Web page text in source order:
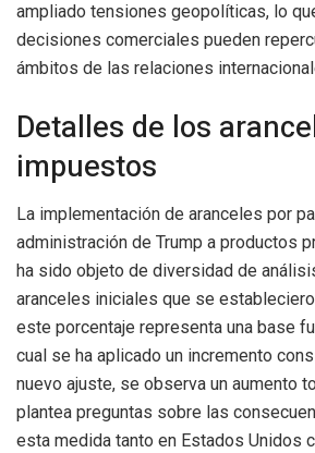
ampliado tensiones geopolíticas, lo
decisiones comerciales pueden
ámbitos de las relaciones
Detalles de los
impuestos
La implementación de aranceles por
administración de Trump a productos
ha sido objeto de diversidad de
aranceles iniciales que se
este porcentaje representa una base
cual se ha aplicado un incremento
nuevo ajuste, se observa un aumento
plantea preguntas sobre las
esta medida tanto en Estados Unidos